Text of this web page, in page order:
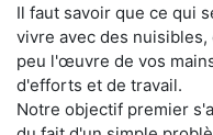
Il faut savoir que ce qui
vivre avec des
peu l'œuvre de vos
d'efforts et de travail.
Notre objectif premier